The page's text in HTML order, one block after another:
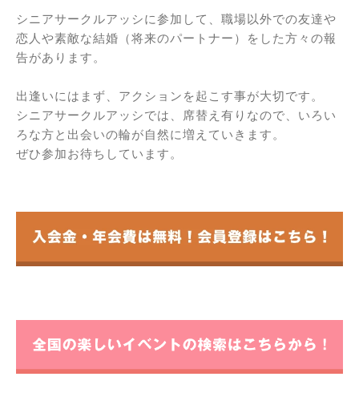
シニアサークルアッシに参加して、職場以外での友達や
恋人や素敵な結婚（将来のパートナー）をした方々の報
告があります。
出逢いにはまず、アクションを起こす事が大切です。
シニアサークルアッシでは、席替え有りなので、いろい
ろな方と出会いの輪が自然に増えていきます。
ぜひ参加お待ちしています。